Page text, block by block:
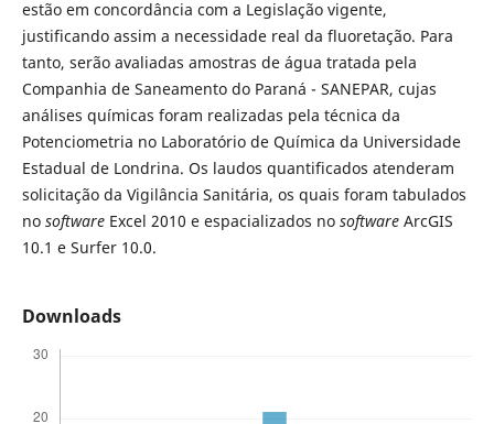
estão em concordância com a Legislação vigente,
justificando assim a necessidade real da fluoretação. Para
tanto, serão avaliadas amostras de água tratada pela
Companhia de Saneamento do Paraná - SANEPAR, cujas
análises químicas foram realizadas pela técnica da
Potenciometria no Laboratório de Química da Universidade
Estadual de Londrina. Os laudos quantificados atenderam
solicitação da Vigilância Sanitária, os quais foram tabulados
no softwareExcel 2010 e espacializados no softwareArcGIS
10.1 e Surfer 10.0.
Downloads